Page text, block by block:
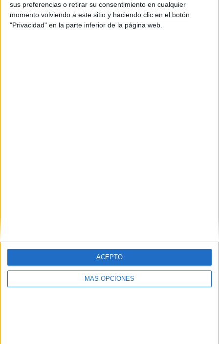
sus preferencias o retirar su consentimiento en cualquier
momento volviendo a este sitio y haciendo clic en el botón
"Privacidad" en la parte inferior de la página web.
MÁS OPCIONES
ACEPTO
Las fragatas Santa María y Navarra, en
Ceuta para reforzar la seguridad